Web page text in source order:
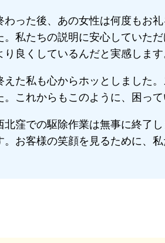
わった後、あの女性は何度もお
。私たちの説明に安心していた
り良くしているんだと実感します
えた私も心からホッとしました
。これからもこのように、困っ
北窪での駆除作業は無事に終了
。お客様の笑顔を見るために、